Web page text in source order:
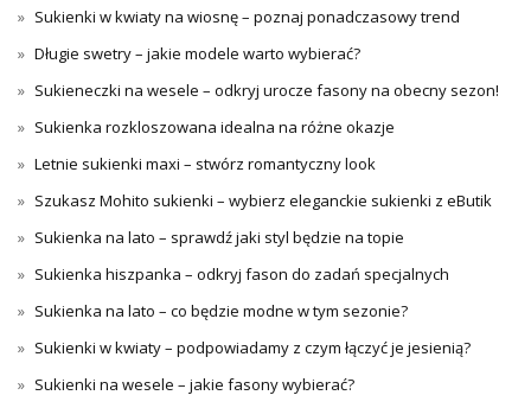
Sukienki w kwiaty na wiosnę – poznaj ponadczasowy trend
Długie swetry – jakie modele warto wybierać?
Sukieneczki na wesele – odkryj urocze fasony na obecny sezon!
Sukienka rozkloszowana idealna na różne okazje
Letnie sukienki maxi – stwórz romantyczny look
Szukasz Mohito sukienki – wybierz eleganckie sukienki z eButik
Sukienka na lato – sprawdź jaki styl będzie na topie
Sukienka hiszpanka – odkryj fason do zadań specjalnych
Sukienka na lato – co będzie modne w tym sezonie?
Sukienki w kwiaty – podpowiadamy z czym łączyć je jesienią?
Sukienki na wesele – jakie fasony wybierać?